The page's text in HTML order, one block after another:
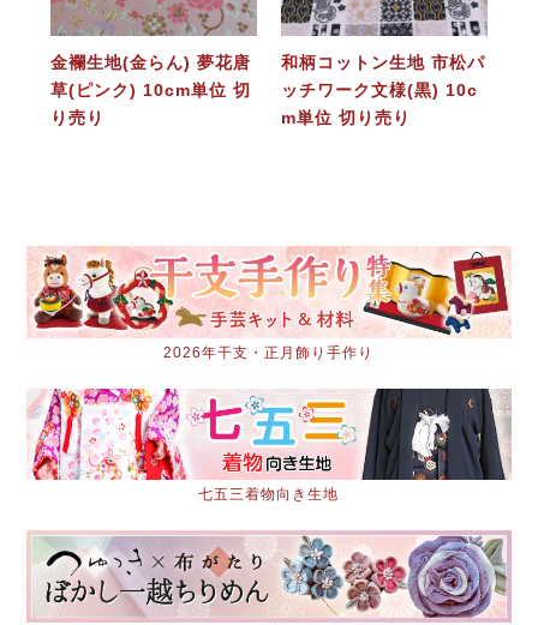
金襴生地(金らん) 夢花唐
草(ピンク) 10cm単位 切
り売り
和柄コットン生地 市松パ
ッチワーク文様(黒) 10c
m単位 切り売り
2026年干支・正月飾り手作り
七五三着物向き生地